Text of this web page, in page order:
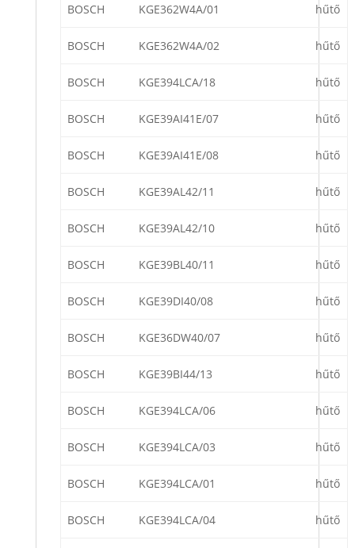
BOSCH KGE362W4A/01 hűtő
BOSCH KGE362W4A/02 hűtő
BOSCH KGE394LCA/18 hűtő
BOSCH KGE39AI41E/07 hűtő
BOSCH KGE39AI41E/08 hűtő
BOSCH KGE39AL42/11 hűtő
BOSCH KGE39AL42/10 hűtő
BOSCH KGE39BL40/11 hűtő
BOSCH KGE39DI40/08 hűtő
BOSCH KGE36DW40/07 hűtő
BOSCH KGE39BI44/13 hűtő
BOSCH KGE394LCA/06 hűtő
BOSCH KGE394LCA/03 hűtő
BOSCH KGE394LCA/01 hűtő
BOSCH KGE394LCA/04 hűtő